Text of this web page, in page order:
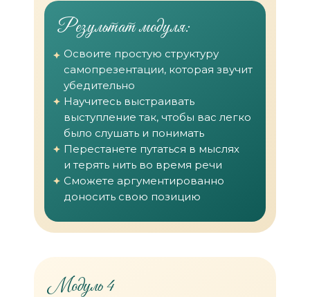
Модуль 4
Результат модуля:
Освоите простую структуру
самопрезентации, которая звучит
убедительно
Научитесь выстраивать
выступление так, чтобы вас легко
было слушать и понимать
Перестанете путаться в мыслях
и терять нить во время речи
Сможете аргументированно
доносить свою позицию